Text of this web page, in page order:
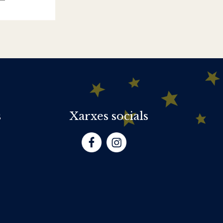
Xarxes socials